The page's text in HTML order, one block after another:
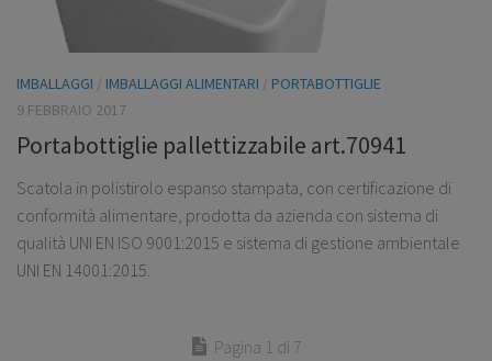
IMBALLAGGI / IMBALLAGGI ALIMENTARI / PORTABOTTIGLIE
9 FEBBRAIO 2017
Portabottiglie pallettizzabile art.70941
Scatola in polistirolo espanso stampata, con certificazione di
conformità alimentare, prodotta da azienda con sistema di
qualità UNI EN ISO 9001:2015 e sistema di gestione ambientale
UNI EN 14001:2015.
Pagina 1 di 7